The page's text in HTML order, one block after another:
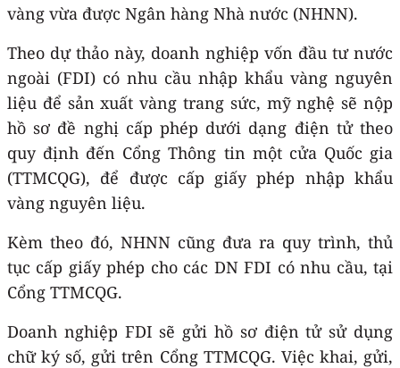
vàng vừa được Ngân hàng Nhà nước (NHNN).
Theo dự thảo này, doanh nghiệp vốn đầu tư nước
ngoài (FDI) có nhu cầu nhập khẩu vàng nguyên
liệu để sản xuất vàng trang sức, mỹ nghệ sẽ nộp
hồ sơ đề nghị cấp phép dưới dạng điện tử theo
quy định đến Cổng Thông tin một cửa Quốc gia
(TTMCQG), để được cấp giấy phép nhập khẩu
vàng nguyên liệu.
Kèm theo đó, NHNN cũng đưa ra quy trình, thủ
tục cấp giấy phép cho các DN FDI có nhu cầu, tại
Cổng TTMCQG.
Doanh nghiệp FDI sẽ gửi hồ sơ điện tử sử dụng
chữ ký số, gửi trên Cổng TTMCQG. Việc khai, gửi,